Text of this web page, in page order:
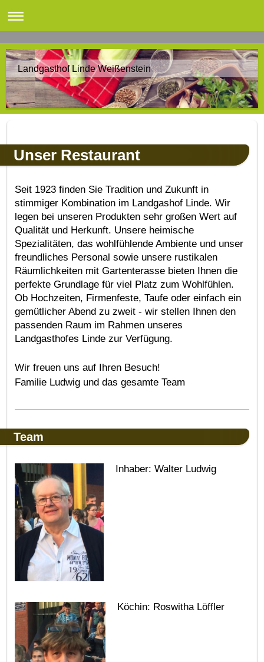
Landgasthof Linde Weißenstein
Unser Restaurant
Seit 1923 finden Sie Tradition und Zukunft in
stimmiger Kombination im Landgashof Linde. Wir
legen bei unseren Produkten sehr großen Wert auf
Qualität und Herkunft. Unsere heimische
Spezialitäten, das wohlfühlende Ambiente und unser
freundliches Personal sowie unsere rustikalen
Räumlichkeiten mit Gartenterasse bieten Ihnen die
perfekte Grundlage für viel Platz zum Wohlfühlen.
Ob Hochzeiten, Firmenfeste, Taufe oder einfach ein
gemütlicher Abend zu zweit - wir stellen Ihnen den
passenden Raum im Rahmen unseres
Landgasthofes Linde zur Verfügung.
Wir freuen uns auf Ihren Besuch!
Familie Ludwig und das gesamte Team
Team
Inhaber: Walter Ludwig
Köchin: Roswitha Löffler